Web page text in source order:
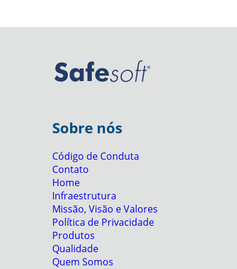
Sobre nós
Código de Conduta
Contato
Home
Infraestrutura
Missão, Visão e Valores
Política de Privacidade
Produtos
Qualidade
Quem Somos